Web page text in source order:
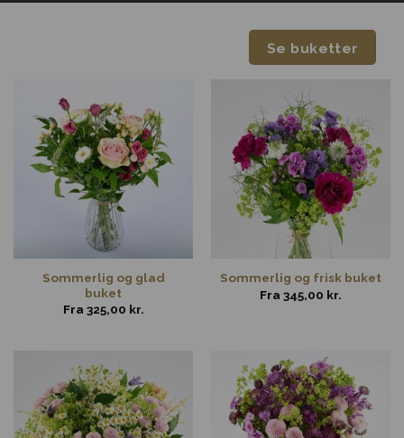
Se buketter
Sommerlig og glad
buket
Fra 325,00 kr.
Sommerlig og frisk buket
Fra 345,00 kr.